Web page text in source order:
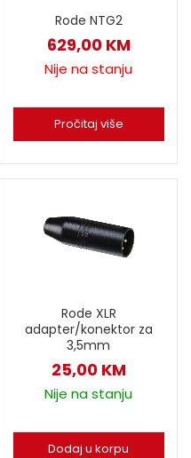
Rode NTG2
629,00 KM
Nije na stanju
Pročitaj više
Rode XLR
adapter/konektor za
3,5mm
25,00 KM
Nije na stanju
Dodaj u korpu